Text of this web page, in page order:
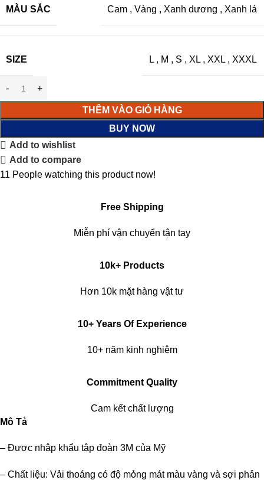
MÀU SẮC Cam , Vàng , Xanh dương , Xanh lá
SIZE L , M , S , XL , XXL , XXXL
THÊM VÀO GIỎ HÀNG
BUY NOW
Add to wishlist
Add to compare
11 People watching this product now!
Free Shipping
Miễn phí vận chuyển tận tay
10k+ Products
Hơn 10k mặt hàng vật tư
10+ Years Of Experience
10+ năm kinh nghiệm
Commitment Quality
Cam kết chất lượng
Mô Tả
– Được nhập khẩu tập đoàn 3M của Mỹ
– Chất liệu: Vải thoáng có độ mỏng mát màu vàng và sợi phản